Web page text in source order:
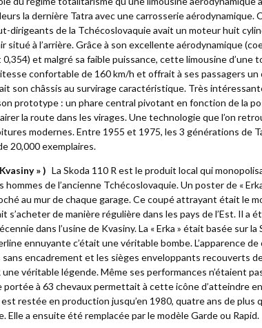
la dernière Tatra avec une carrosserie aérodynamique.
dirigeants de la Tchécoslovaquie avait un moteur huit
situé à l’arrière. Grâce à son excellente aérodynamique
et malgré sa faible puissance, cette limousine d’une
confortable de 160 km/h et offrait à ses passagers un
son châssis au survirage caractéristique. Très
prototype : un phare central pivotant en fonction de la
la route dans les virages. Une technologie que l’on
modernes. Entre 1955 et 1975, les 3 générations de
20,000 exemplaires.
» ) La Skoda 110 R est le produit local qui
de l’ancienne Tchécoslovaquie. Un poster de «
au mur de chaque garage. Ce coupé attrayant était le
s’acheter de manière régulière dans les pays de l’Est. Il a
dans l’usine de Kvasiny. La « Erka » était basée sur la
ennuyante c’était une véritable bombe. L’apparence de
encadrement et les sièges enveloppants recouverts
une véritable légende. Même ses performances n’étaient
portée à 63 chevaux permettait à cette icône d’atteindre
est restée en production jusqu’en 1980, quatre ans de plus
Elle a ensuite été remplacée par le modèle Garde ou Rapid.